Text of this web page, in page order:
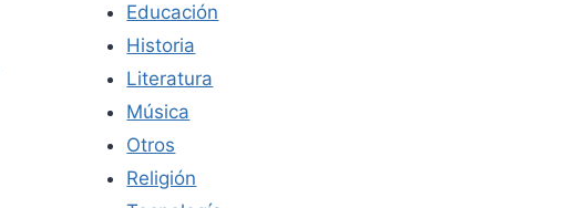
Educación
Historia
Literatura
Música
Otros
Religión